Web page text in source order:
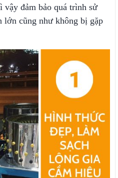
vậy đảm bảo quá trình sử
lớn cũng như không bị gặp